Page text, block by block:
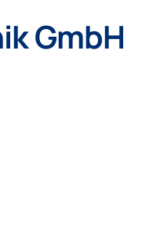
GmbH